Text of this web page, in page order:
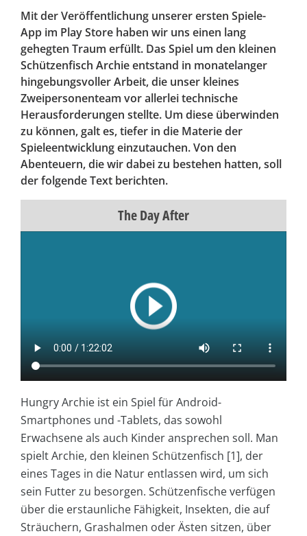
Mit der Veröffentlichung unserer ersten Spiele-
App im Play Store haben wir uns einen lang
gehegten Traum erfüllt. Das Spiel um den kleinen
Schützenfisch Archie entstand in monatelanger
hingebungsvoller Arbeit, die unser kleines
Zweipersonenteam vor allerlei technische
Herausforderungen stellte. Um diese überwinden
zu können, galt es, tiefer in die Materie der
Spieleentwicklung einzutauchen. Von den
Abenteuern, die wir dabei zu bestehen hatten, soll
der folgende Text berichten.
The Day After
Hungry Archie ist ein Spiel für Android-
Smartphones und -Tablets, das sowohl
Erwachsene als auch Kinder ansprechen soll. Man
spielt Archie, den kleinen Schützenfisch [1], der
eines Tages in die Natur entlassen wird, um sich
sein Futter zu besorgen. Schützenfische verfügen
über die erstaunliche Fähigkeit, Insekten, die auf
Sträuchern, Grashalmen oder Ästen sitzen, über